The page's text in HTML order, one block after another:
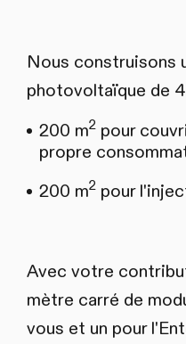
Nous construisons
photovoltaïque de
200 m2pour
propre
200 m2pour
Avec votre
mètre carré de
vous et un pour